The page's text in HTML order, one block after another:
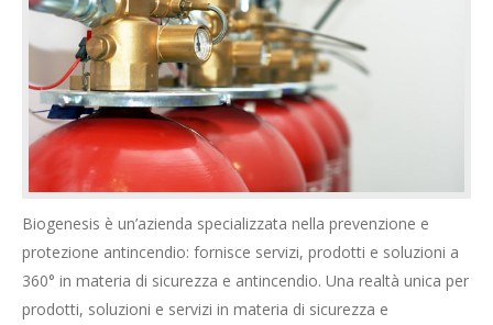
Biogenesis è un’azienda specializzata nella prevenzione e
protezione antincendio: fornisce servizi, prodotti e soluzioni a
360° in materia di sicurezza e antincendio. Una realtà unica per
prodotti, soluzioni e servizi in materia di sicurezza e